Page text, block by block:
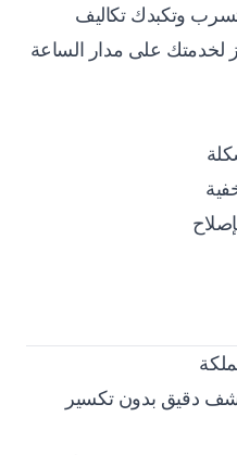
وتكبدك تكاليف
لخدمتك على مدار الساعة
دقيق بدون تكسير